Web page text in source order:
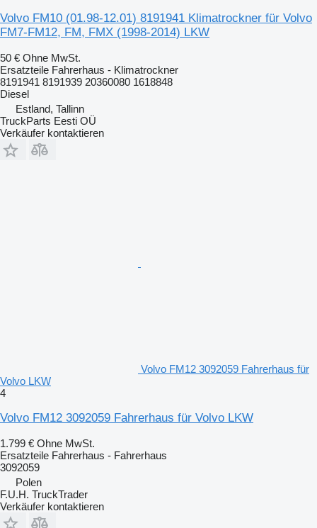
Volvo FM10 (01.98-12.01) 8191941 Klimatrockner für Volvo
FM7-FM12, FM, FMX (1998-2014) LKW
50 € Ohne MwSt.
Ersatzteile Fahrerhaus - Klimatrockner
8191941 8191939 20360080 1618848
Diesel
Estland, Tallinn
TruckParts Eesti OÜ
Verkäufer kontaktieren
Volvo FM12 3092059 Fahrerhaus für
Volvo LKW
4
Volvo FM12 3092059 Fahrerhaus für Volvo LKW
1.799 € Ohne MwSt.
Ersatzteile Fahrerhaus - Fahrerhaus
3092059
Polen
F.U.H. TruckTrader
Verkäufer kontaktieren